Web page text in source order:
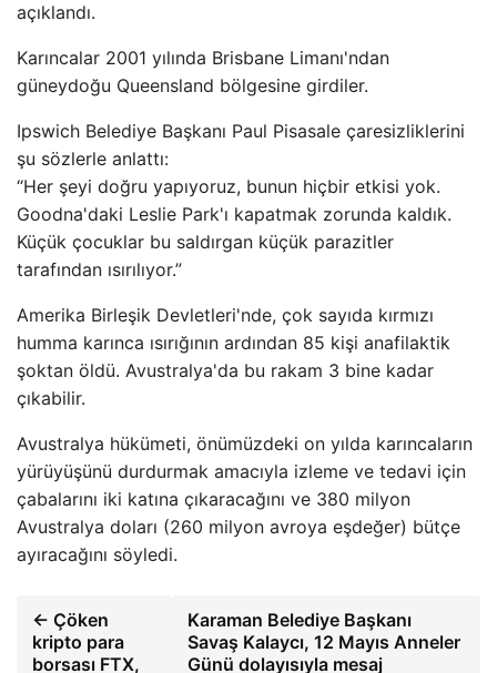
açıklandı.
Karıncalar 2001 yılında Brisbane Limanı'ndan
güneydoğu Queensland bölgesine girdiler.
Ipswich Belediye Başkanı Paul Pisasale çaresizliklerini
şu sözlerle anlattı:
“Her şeyi doğru yapıyoruz, bunun hiçbir etkisi yok.
Goodna'daki Leslie Park'ı kapatmak zorunda kaldık.
Küçük çocuklar bu saldırgan küçük parazitler
tarafından ısırılıyor.”
Amerika Birleşik Devletleri'nde, çok sayıda kırmızı
humma karınca ısırığının ardından 85 kişi anafilaktik
şoktan öldü. Avustralya'da bu rakam 3 bine kadar
çıkabilir.
Avustralya hükümeti, önümüzdeki on yılda karıncaların
yürüyüşünü durdurmak amacıyla izleme ve tedavi için
çabalarını iki katına çıkaracağını ve 380 milyon
Avustralya doları (260 milyon avroya eşdeğer) bütçe
ayıracağını söyledi.
← Çöken
kripto para
borsası FTX,
Karaman Belediye Başkanı
Savaş Kalaycı, 12 Mayıs Anneler
Günü dolayısıyla mesaj